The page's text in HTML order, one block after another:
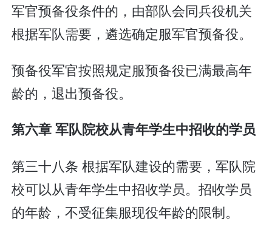
军官预备役条件的，由部队会同兵役机关
根据军队需要，遴选确定服军官预备役。
预备役军官按照规定服预备役已满最高年
龄的，退出预备役。
第六章 军队院校从青年学生中招收的学员
第三十八条 根据军队建设的需要，军队院
校可以从青年学生中招收学员。招收学员
的年龄，不受征集服现役年龄的限制。